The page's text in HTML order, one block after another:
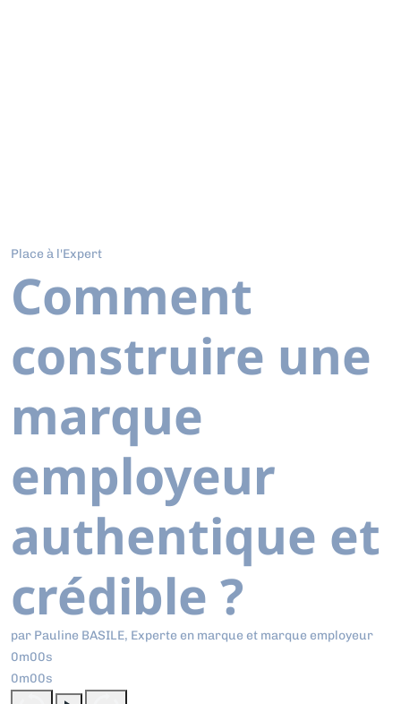
Place à l'Expert
Comment
construire une
marque
employeur
authentique et
crédible ?
par Pauline BASILE, Experte en marque et marque employeur
0m00s
0m00s